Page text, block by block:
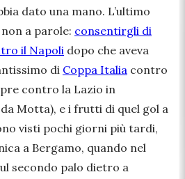
dato una mano. L’ultimo
a parole: consentirgli di
il Napoli dopo che aveva
di Coppa Italia contro
contro la Lazio in
Motta), e i frutti di quel gol a
visti pochi giorni più tardi,
a Bergamo, quando nel
secondo palo dietro a